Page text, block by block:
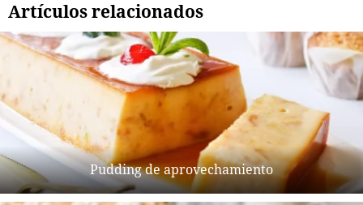
Artículos relacionados
Pudding de aprovechamiento